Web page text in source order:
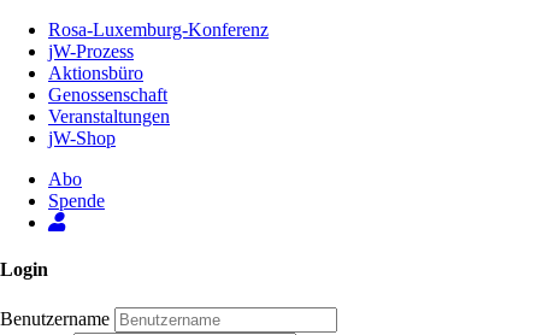
Inhalt
Seite
Rosa-Luxemburg-Konferenz
jW-Prozess
Aktionsbüro
Genossenschaft
Veranstaltungen
jW-Shop
Abo
Spende
Login
Benutzername